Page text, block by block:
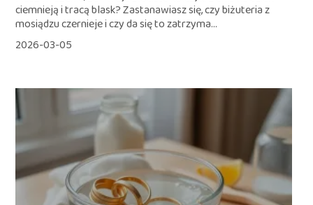
ciemnieją i tracą blask? Zastanawiasz się, czy biżuteria z
mosiądzu czernieje i czy da się to zatrzyma...
2026-03-05